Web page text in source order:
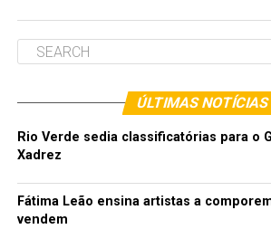
ÚLTIMAS NOTÍCIAS
Rio Verde sedia classificatórias para o
Xadrez
Fátima Leão ensina artistas a
vendem